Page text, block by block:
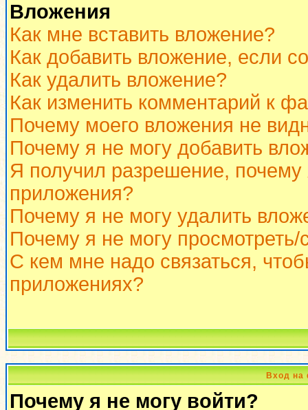
Вложения
Как мне вставить вложение?
Как добавить вложение, если
Как удалить вложение?
Как изменить комментарий к
Почему моего вложения не
Почему я не могу добавить
Я получил разрешение,
приложения?
Почему я не могу удалить
Почему я не могу просмотреть/
С кем мне надо связаться,
приложениях?
Вход на
Почему я не могу войти?